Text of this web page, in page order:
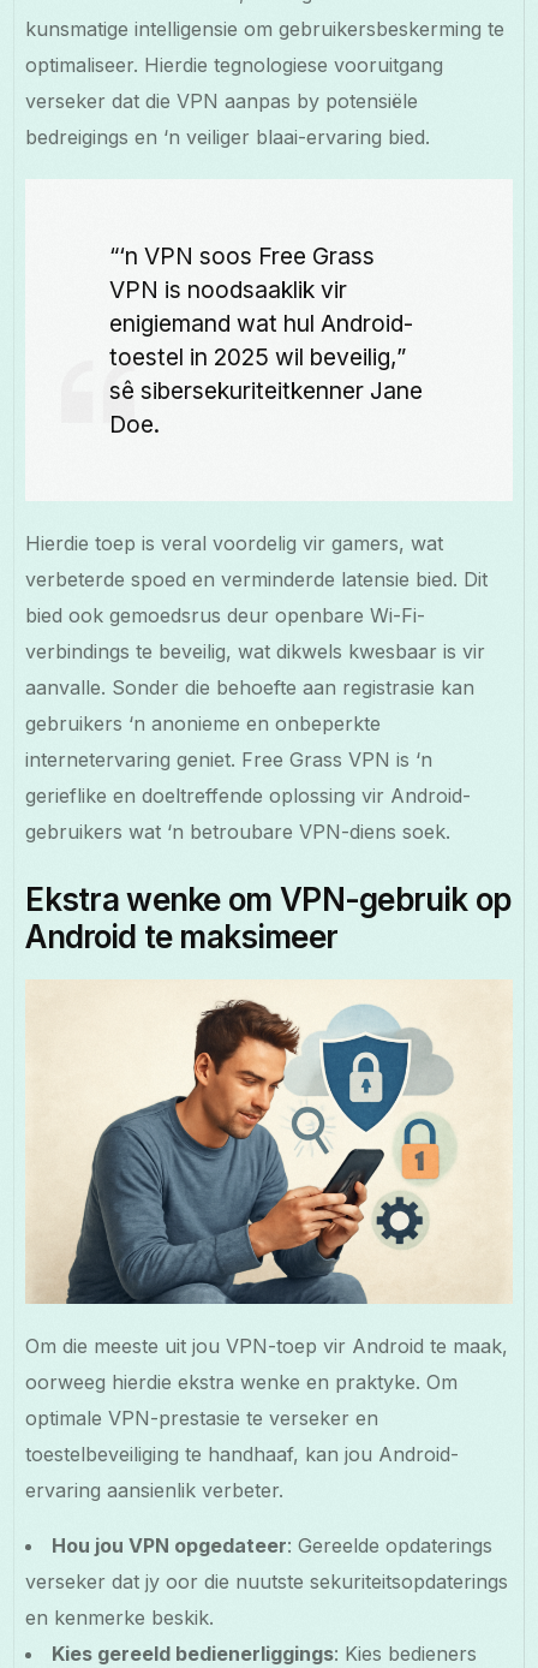
kunsmatige intelligensie om gebruikersbeskerming te
optimaliseer. Hierdie tegnologiese vooruitgang
verseker dat die VPN aanpas by potensiële
bedreigings en ‘n veiliger blaai-ervaring bied.
“‘n VPN soos Free Grass
VPN is noodsaaklik vir
enigiemand wat hul Android-
toestel in 2025 wil beveilig,”
sê sibersekuriteitkenner Jane
Doe.
Hierdie toep is veral voordelig vir gamers, wat
verbeterde spoed en verminderde latensie bied. Dit
bied ook gemoedsrus deur openbare Wi-Fi-
verbindings te beveilig, wat dikwels kwesbaar is vir
aanvalle. Sonder die behoefte aan registrasie kan
gebruikers ‘n anonieme en onbeperkte
internetervaring geniet. Free Grass VPN is ‘n
gerieflike en doeltreffende oplossing vir Android-
gebruikers wat ‘n betroubare VPN-diens soek.
Ekstra wenke om VPN-gebruik op
Android te maksimeer
Om die meeste uit jou VPN-toep vir Android te maak,
oorweeg hierdie ekstra wenke en praktyke. Om
optimale VPN-prestasie te verseker en
toestelbeveiliging te handhaaf, kan jou Android-
ervaring aansienlik verbeter.
Hou jou VPN opgedateer: Gereelde opdaterings
verseker dat jy oor die nuutste sekuriteitsopdaterings
en kenmerke beskik.
Kies gereeld bedienerliggings: Kies bedieners